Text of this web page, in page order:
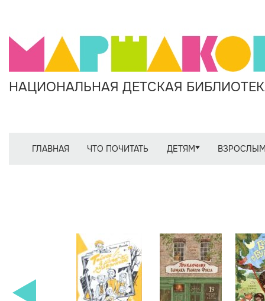
НАЦИОНАЛЬНАЯ ДЕТСКАЯ
ГЛАВНАЯ ЧТО ПОЧИТАТЬ ДЕТЯМ